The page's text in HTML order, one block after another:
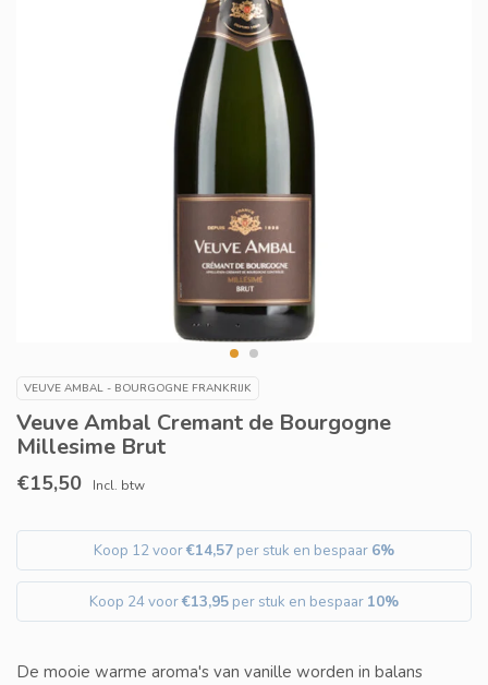
VEUVE AMBAL - BOURGOGNE FRANKRIJK
Veuve Ambal Cremant de Bourgogne
Millesime Brut
€15,50 Incl. btw
Koop 12 voor€14,57 per stuk en bespaar 6%
Koop 24 voor€13,95 per stuk en bespaar 10%
De mooie warme aroma's van vanille worden in balans